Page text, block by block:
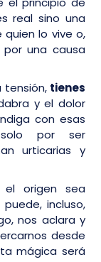
real sino una
lo vive o,
una causa
tensión, tienes
y el dolor
con esas
por ser
urticarias y
origen sea
incluso,
nos aclara y
desde
mágica será